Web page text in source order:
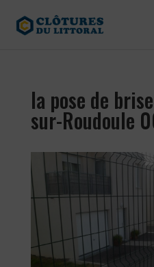
la pose de
sur-Roudoule